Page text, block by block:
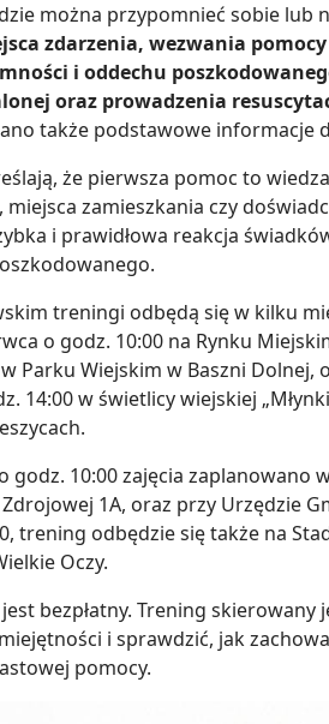
można przypomnieć sobie lub
zdarzenia, wezwania
i oddechu
oraz prowadzenia
także podstawowe informacje
że pierwsza pomoc to
zamieszkania czy
i prawidłowa reakcja
treningi odbędą się w kilku
o godz. 10:00 na Rynku
Parku Wiejskim w Baszni Dolnej,
14:00 w świetlicy wiejskiej
godz. 10:00 zajęcia zaplanowano
1A, oraz przy Urzędzie
trening odbędzie się także na
Oczy.
bezpłatny. Trening
i sprawdzić, jak
pomocy.